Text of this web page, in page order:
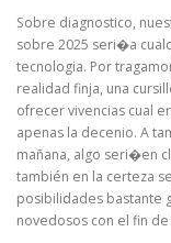
Sobre diagnostico,
sobre 2025 seri�a
tecnologia. Por
realidad finja, una
ofrecer vivencias cual
apenas la decenio. A
mañana, algo seri�en
también en la certeza
posibilidades bastante
novedosos con el fin de